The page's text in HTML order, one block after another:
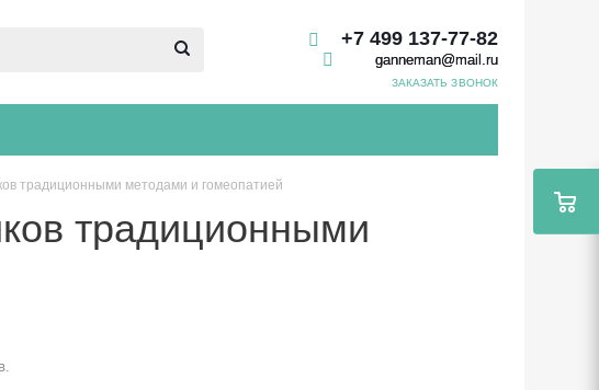
+7 499 137-77-82
ganneman@mail.ru
ЗАКАЗАТЬ ЗВОНОК
традиционными методами и гомеопатией
традиционными